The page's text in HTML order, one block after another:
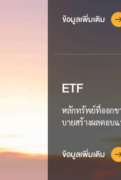
ข้อมูลเพิ่มเติม
ETF
หลักทรัพย์ที่ออกข
บายสร้างผลตอบ
ข้อมูลเพิ่มเติม